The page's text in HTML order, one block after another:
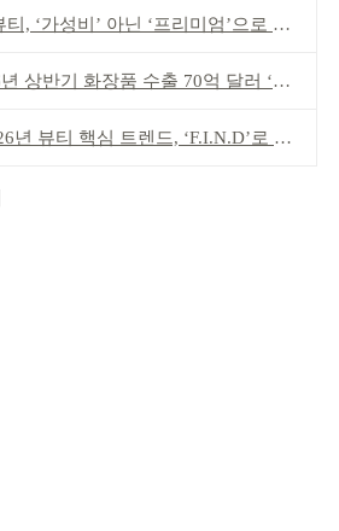
, ‘가성비’ 아닌 ‘프리미엄’으로 승부걸어야
상반기 화장품 수출 70억 달러 ‘역대 최고’
년 뷰티 핵심 트렌드, ‘F.I.N.D’로 읽는다